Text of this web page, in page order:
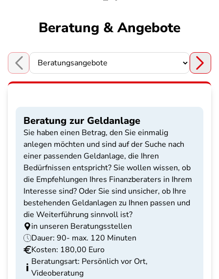
Beratung & Angebote
Choose a section
Beratung zur Geldanlage
Sie haben einen Betrag, den Sie einmalig
anlegen möchten und sind auf der Suche nach
einer passenden Geldanlage, die Ihren
Bedürfnissen entspricht? Sie wollen wissen, ob
die Empfehlungen Ihres Finanzberaters in Ihrem
Interesse sind? Oder Sie sind unsicher, ob Ihre
bestehenden Geldanlagen zu Ihnen passen und
die Weiterführung sinnvoll ist?
in unseren Beratungsstellen
Dauer: 90- max. 120 Minuten
Kosten: 180,00 Euro
Beratungsart: Persönlich vor Ort,
Videoberatung